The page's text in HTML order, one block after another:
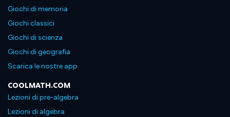
Giochi di memoria
Giochi classici
Giochi di scienza
Giochi di geografia
Scarica le nostre app
COOLMATH.COM
Lezioni di pre-algebra
Lezioni di algebra